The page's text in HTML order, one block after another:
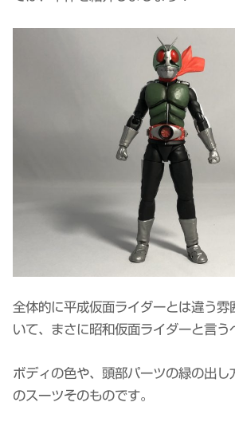
全体的に平成仮面ライダーとは違う雰
いて、まさに昭和仮面ライダーと言う
ボディの色や、頭部パーツの緑の出し
のスーツそのものです。